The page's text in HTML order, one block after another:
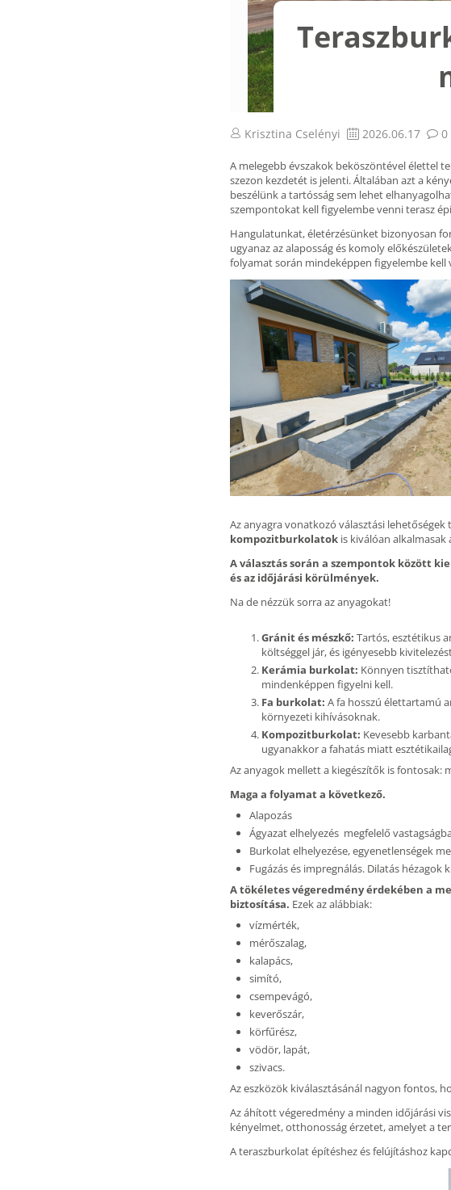
Krisztina Cselényi 2026.06.17 0
A melegebb évszakok beköszöntével élettel
szezon kezdetét is jelenti. Általában azt a
beszélünk a tartósság sem lehet
szempontokat kell figyelembe venni terasz
Hangulatunkat, életérzésünket bizonyosan
ugyanaz az alaposság és komoly
folyamat során mindeképpen figyelembe kell
Az anyagra vonatkozó választási lehetőségek
kompozitburkolatok is kiválóan alkalmasak
A választás során a szempontok között
és az időjárási körülmények.
Na de nézzük sorra az anyagokat!
Gránit és mészkő: Tartós, esztétikus
költséggel jár, és igényesebb
Kerámia burkolat: Könnyen
mindenképpen figyelni kell.
Fa burkolat: A fa hosszú élettartamú
környezeti kihívásoknak.
Kompozitburkolat: Kevesebb
ugyanakkor a fahatás miatt
Az anyagok mellett a kiegészítők is fontosak:
Maga a folyamat a következő.
Alapozás
Ágyazat elhelyezés megfelelő
Burkolat elhelyezése, egyenetlenségek
Fugázás és impregnálás. Dilatás
A tökéletes végeredmény érdekében a
biztosítása. Ezek az alábbiak:
vízmérték,
mérőszalag,
kalapács,
simító,
csempevágó,
keverőszár,
körfűrész,
vödör, lapát,
szivacs.
Az eszközök kiválasztásánál nagyon fontos,
Az áhított végeredmény a minden időjárási
kényelmet, otthonosság érzetet, amelyet a
A teraszburkolat építéshez és felújításhoz